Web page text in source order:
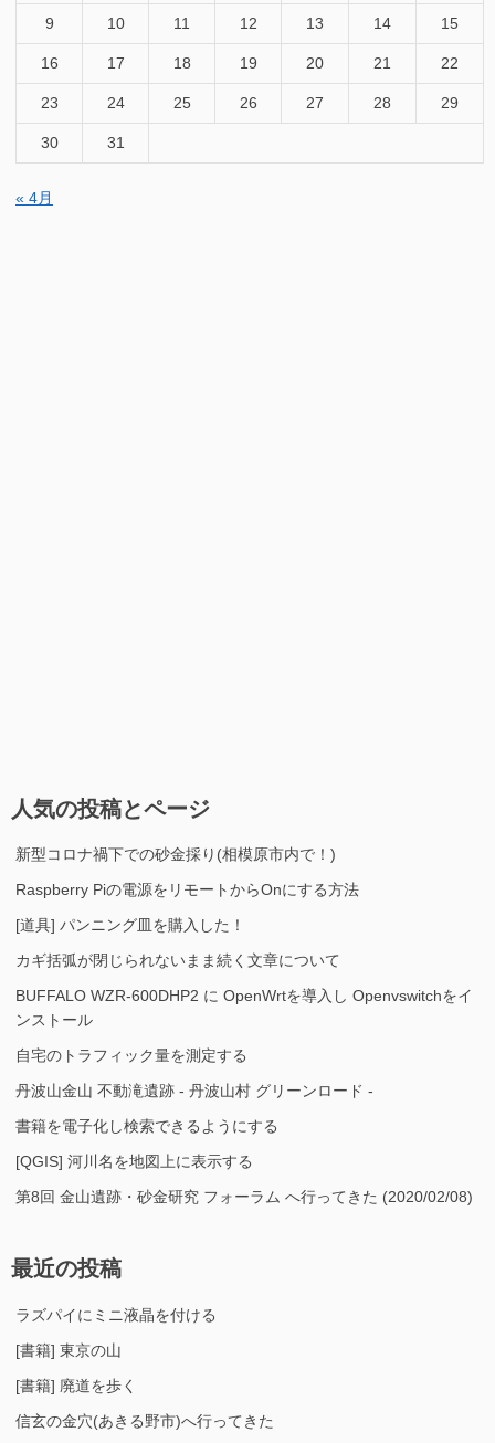
9 10 11 12 13 14 15
16 17 18 19 20 21 22
23 24 25 26 27 28 29
30 31
« 4月
人気の投稿とページ
新型コロナ禍下での砂金採り(相模原市内で！)
Raspberry Piの電源をリモートからOnにする方法
[道具] パンニング皿を購入した！
カギ括弧が閉じられないまま続く文章について
BUFFALO WZR-600DHP2 に OpenWrtを導入し Openvswitchをイ
ンストール
自宅のトラフィック量を測定する
丹波山金山 不動滝遺跡 - 丹波山村 グリーンロード -
書籍を電子化し検索できるようにする
[QGIS] 河川名を地図上に表示する
第8回 金山遺跡・砂金研究 フォーラム へ行ってきた (2020/02/08)
最近の投稿
ラズパイにミニ液晶を付ける
[書籍] 東京の山
[書籍] 廃道を歩く
信玄の金穴(あきる野市)へ行ってきた